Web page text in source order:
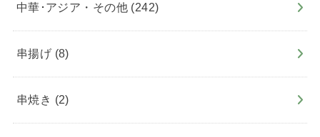
中華･アジア・その他 (242)
串揚げ (8)
串焼き (2)